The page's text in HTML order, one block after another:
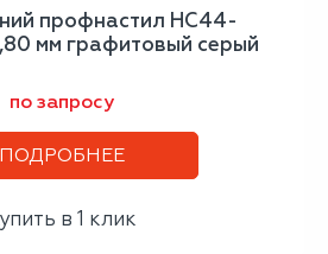
профнастил НС44-
мм графитовый серый
по запросу
ПОДРОБНЕЕ
в 1 клик